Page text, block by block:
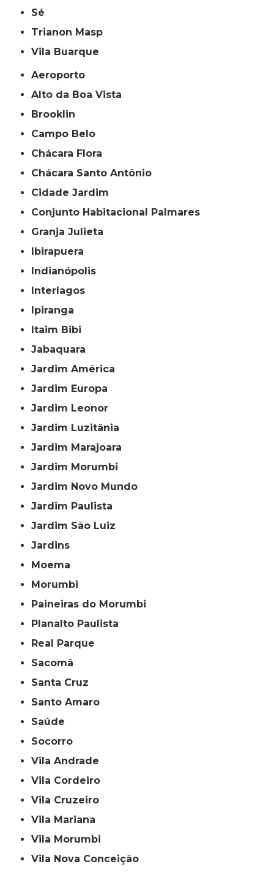
Sé
Trianon Masp
Vila Buarque
Aeroporto
Alto da Boa Vista
Brooklin
Campo Belo
Chácara Flora
Chácara Santo Antônio
Cidade Jardim
Conjunto Habitacional Palmares
Granja Julieta
Ibirapuera
Indianópolis
Interlagos
Ipiranga
Itaim Bibi
Jabaquara
Jardim América
Jardim Europa
Jardim Leonor
Jardim Luzitânia
Jardim Marajoara
Jardim Morumbi
Jardim Novo Mundo
Jardim Paulista
Jardim São Luiz
Jardins
Moema
Morumbi
Paineiras do Morumbi
Planalto Paulista
Real Parque
Sacomã
Santa Cruz
Santo Amaro
Saúde
Socorro
Vila Andrade
Vila Cordeiro
Vila Cruzeiro
Vila Mariana
Vila Morumbi
Vila Nova Conceição